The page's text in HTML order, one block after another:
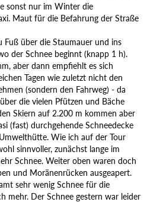
sonst nur im Winter die
Maut für die Befahrung der Straße
Fuß über die Staumauer und ins
der Schnee beginnt (knapp 1 h).
aber dann empfiehlt es sich
Tagen wie zuletzt nicht den
(sondern den Fahrweg) - da
die vielen Pfützen und Bäche
Skiern auf 2.200 m kommen aber
(fast) durchgehende Schneedecke
Wie ich auf der Tour
sinnvoller, zunächst lange im
Schnee. Weiter oben waren doch
und Moränenrücken ausgeapert.
sehr wenig Schnee für die
mehr. Der Schnee gestern war leider